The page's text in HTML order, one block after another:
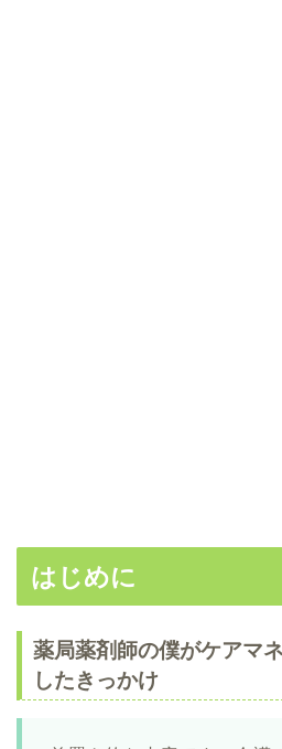
はじめに
薬局薬剤師の僕がケアマ
したきっかけ